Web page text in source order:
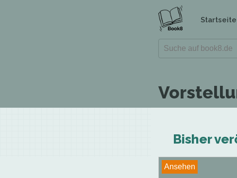
Startseite
Bisher
Ansehen